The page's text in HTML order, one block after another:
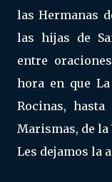
las Hermanas
las hijas de
entre
hora en que
Rocinas,
Marismas, de
Les dejamos la